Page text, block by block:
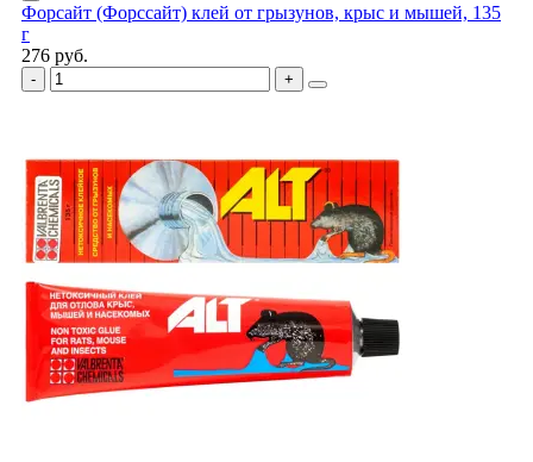
Форсайт (Форссайт) клей от грызунов, крыс и мышей, 135
г
276 руб.